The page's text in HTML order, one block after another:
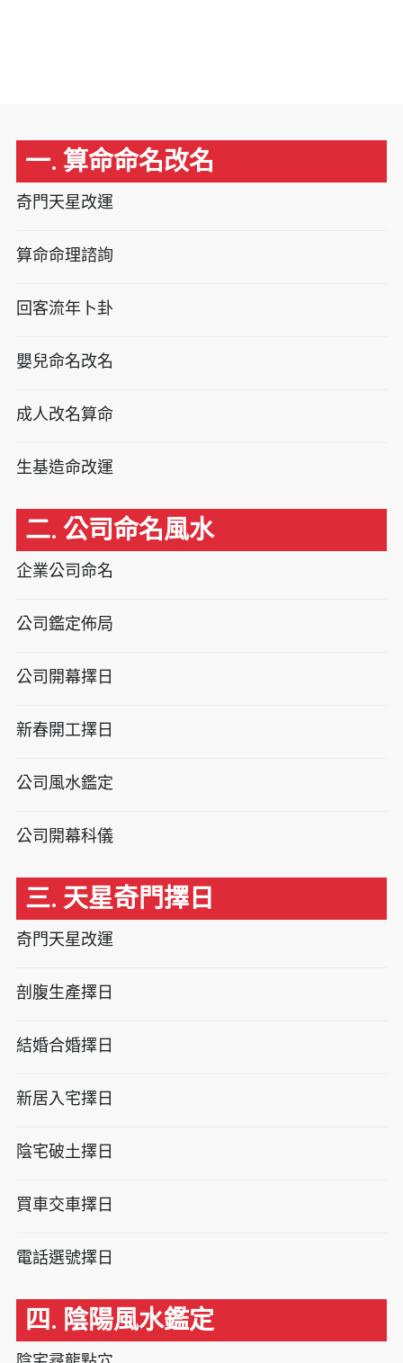
一. 算命命名改名
奇門天星改運
算命命理諮詢
回客流年卜卦
嬰兒命名改名
成人改名算命
生基造命改運
二. 公司命名風水
企業公司命名
公司鑑定佈局
公司開幕擇日
新春開工擇日
公司風水鑑定
公司開幕科儀
三. 天星奇門擇日
奇門天星改運
剖腹生產擇日
結婚合婚擇日
新居入宅擇日
陰宅破土擇日
買車交車擇日
電話選號擇日
四. 陰陽風水鑑定